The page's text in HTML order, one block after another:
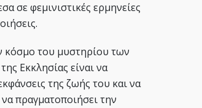
σε φεμινιστικές ερμηνείες
κόσμο του μυστηρίου των
Εκκλησίας είναι να
της ζωής του και να
πραγματοποιήσει την